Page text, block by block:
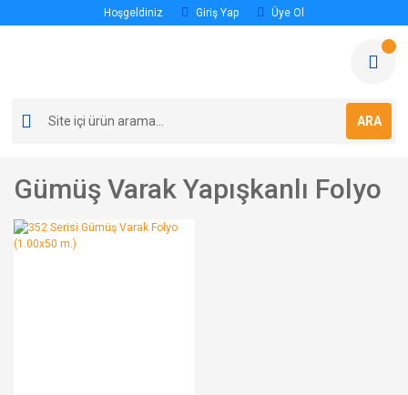
Hoşgeldiniz Giriş Yap Üye Ol
ARA
Gümüş Varak Yapışkanlı Folyo